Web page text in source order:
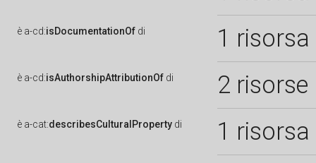
è a-cd:isDocumentationOf di 1 risorsa
è a-cd:isAuthorshipAttributionOf di 2 risorse
è a-cat:describesCulturalProperty di 1 risorsa